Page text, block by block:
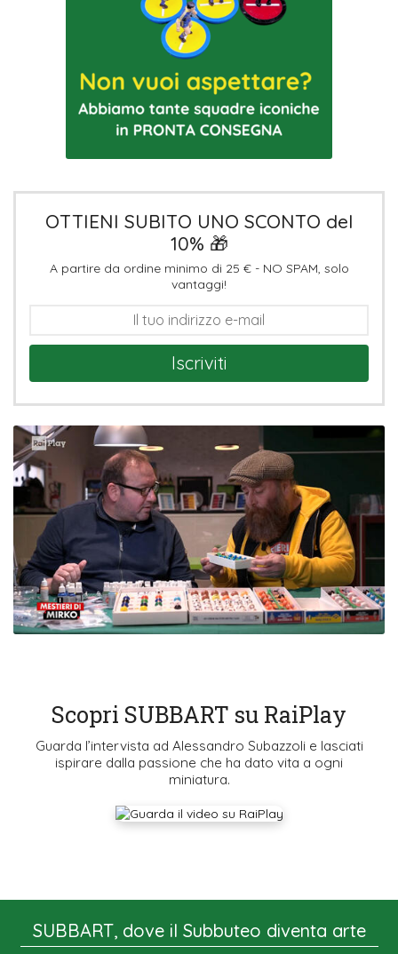
OTTIENI SUBITO UNO SCONTO del
10% 🎁
A partire da ordine minimo di 25 € - NO SPAM, solo
vantaggi!
Iscriviti
Scopri SUBBART su RaiPlay
Guarda l’intervista ad Alessandro Subazzoli e lasciati
ispirare dalla passione che ha dato vita a ogni
miniatura.
SUBBART, dove il Subbuteo diventa arte